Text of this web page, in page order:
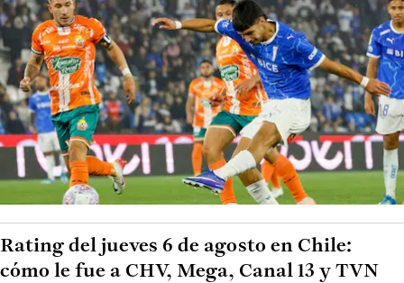
Rating del jueves 6 de agosto en Chile:
cómo le fue a CHV, Mega, Canal 13 y TVN